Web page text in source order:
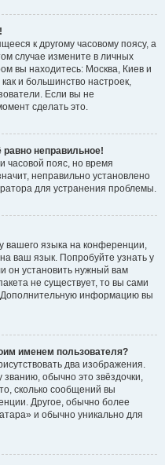
к другому часовому поясу, а
случае измените в личных
вы находитесь: Москва, Киев и
и большинство настроек,
Если вы не
сделать это.
неправильное!
часовой пояс, но время
неправильно установлено
для устранения проблемы.
вашего языка на конференции,
ваш язык. Попробуйте узнать у
он установить нужный вам
не существует, то вы сами
Дополнительную информацию вы
именем пользователя?
два изображения.
обычно это звёздочки,
сколько сообщений вы
Другое, обычно более
и обычно уникально для